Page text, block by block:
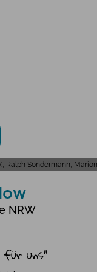
Ralph Sondermann,
NRW
für uns“